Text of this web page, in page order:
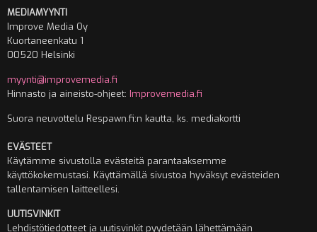
MEDIAMYYNTI
Improve Media Oy
Kuortaneenkatu 1
00520 Helsinki
myynti@improvemedia.fi
Hinnasto ja aineisto-ohjeet: Improvemedia.fi
Suora neuvottelu Respawn.fi:n kautta, ks. mediakortti
EVÄSTEET
Käytämme sivustolla evästeitä parantaaksemme
käyttökokemustasi. Käyttämällä sivustoa hyväksyt evästeiden
tallentamisen laitteellesi.
UUTISVINKIT
Lehdistötiedotteet ja uutisvinkit pyydetään lähettämään